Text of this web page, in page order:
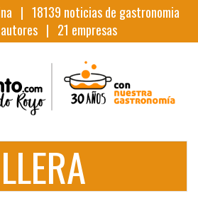
| 18139 noticias de gastronomia
autores | 21 empresas